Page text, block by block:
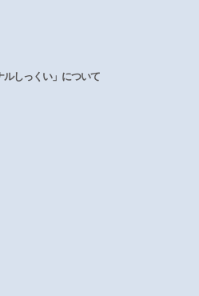
ルしっくい」について